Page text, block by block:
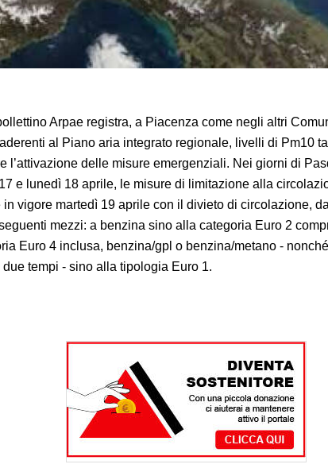
Arpae registra, a Piacenza come negli altri
al Piano aria integrato regionale, livelli di Pm10
l’attivazione delle misure emergenziali. Nei giorni di
e lunedì 18 aprile, le misure di limitazione alla
in vigore martedì 19 aprile con il divieto di circolazione,
mezzi: a benzina sino alla categoria Euro 2
Euro 4 inclusa, benzina/gpl o benzina/metano -
due tempi - sino alla tipologia Euro 1.